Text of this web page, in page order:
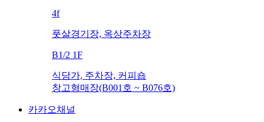
4f
풋살경기장, 옥상주차장
B1/2 1F
식당가, 주차장, 커피숍
창고형매장(B001호 ~ B076호)
카카오채널